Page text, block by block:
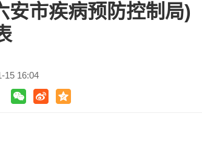
安市疾病预防控制局)
15 16:04